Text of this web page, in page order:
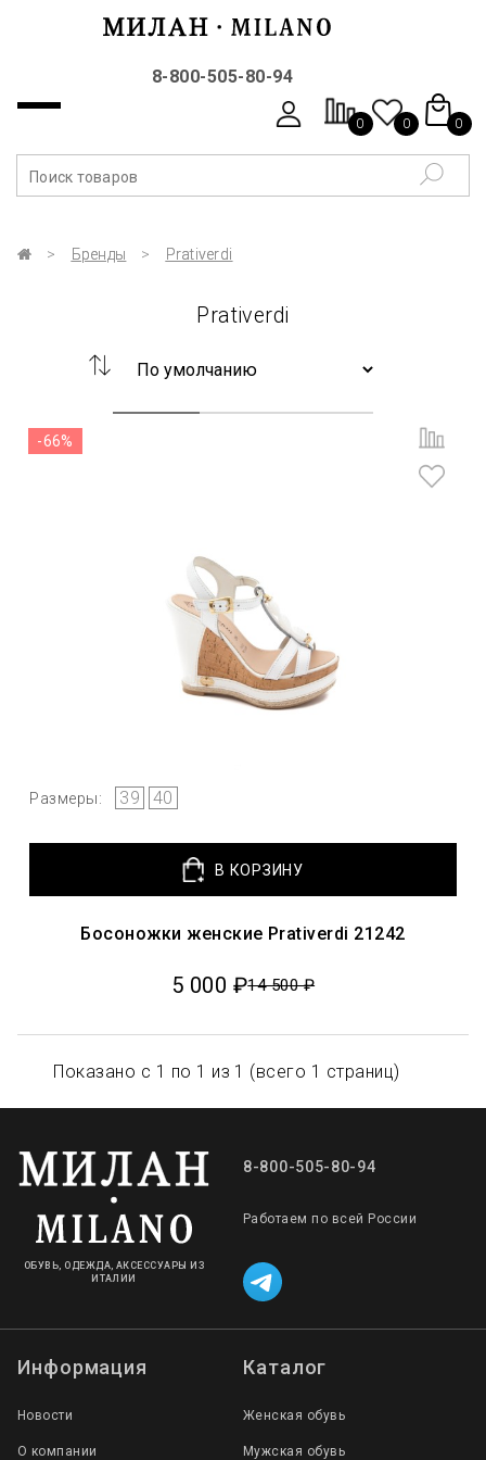
8-800-505-80-94
0 0 0
Бренды Prativerdi
Prativerdi
Размеры: 39 40
В КОРЗИНУ
-66%
Босоножки женские Prativerdi 21242
5 000 ₽14 500 ₽
Показано с 1 по 1 из 1 (всего 1 страниц)
ОБУВЬ, ОДЕЖДА, АКСЕССУАРЫ ИЗ
ИТАЛИИ
8-800-505-80-94
Работаем по всей России
Информация
Новости
О компании
Каталог
Женская обувь
Мужская обувь